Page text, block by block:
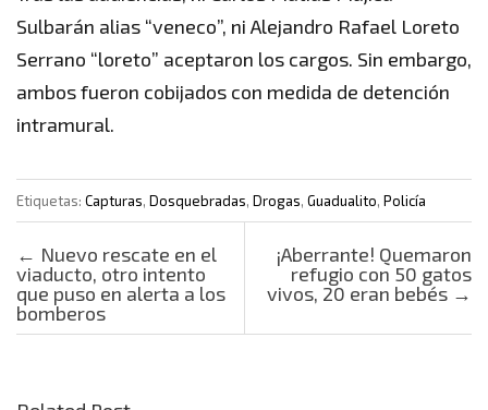
Sulbarán alias “veneco”, ni Alejandro Rafael Loreto
Serrano “loreto” aceptaron los cargos. Sin embargo,
ambos fueron cobijados con medida de detención
intramural.
Etiquetas: Capturas, Dosquebradas, Drogas, Guadualito, Policía
Post navigation
← Nuevo rescate en el
viaducto, otro intento
que puso en alerta a los
bomberos
¡Aberrante! Quemaron
refugio con 50 gatos
vivos, 20 eran bebés →